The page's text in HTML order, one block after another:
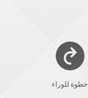
خطوة للوراء